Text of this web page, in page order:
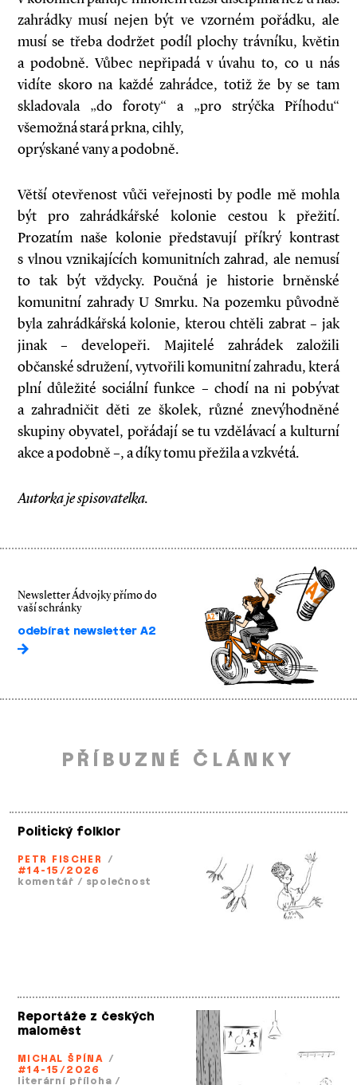
zahrádky musí nejen být ve vzorném pořádku, ale
musí se třeba dodržet podíl plochy trávníku, květin
a podobně. Vůbec nepřipadá v úvahu to, co u nás
vidíte skoro na každé zahrádce, totiž že by se tam
skladovala „do foroty“ a „pro strýčka Příhodu“
všemožná stará prkna, cihly,
oprýskané vany a podobně.
Větší otevřenost vůči veřejnosti by podle mě mohla
být pro zahrádkářské kolonie cestou k přežití.
Prozatím naše kolonie představují příkrý kontrast
s vlnou vznikajících komunitních zahrad, ale nemusí
to tak být vždycky. Poučná je historie brněnské
komunitní zahrady U Smrku. Na pozemku původně
byla zahrádkářská kolonie, kterou chtěli zabrat – jak
jinak – developeři. Majitelé zahrádek založili
občanské sdružení, vytvořili komunitní zahradu, která
plní důležité sociální funkce – chodí na ni pobývat
a zahradničit děti ze školek, různé znevýhodněné
skupiny obyvatel, pořádají se tu vzdělávací a kulturní
akce a podobně –, a díky tomu přežila a vzkvétá.
Autorka je spisovatelka.
Newsletter Ádvojky přímo do
vaší schránky
odebírat newsletter A2
PŘÍBUZNÉ ČLÁNKY
Politický folklor
PETR FISCHER /
#14-15/2026
komentář / společnost
Reportáže z českých
maloměst
MICHAL ŠPÍNA /
#14-15/2026
literární příloha /